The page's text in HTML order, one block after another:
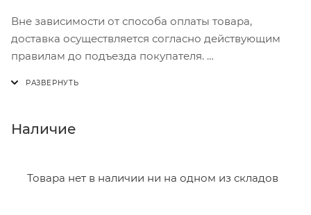
Вне зависимости от способа оплаты товара,
доставка осуществляется согласно действующим
правилам до подъезда покупателя.
В субботу с 8:00 до 15:00
- зоны доставки;
Наличие
Товара нет в наличии ни на одном из складов